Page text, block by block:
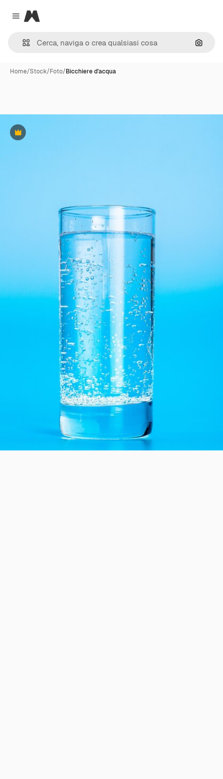
Close menu
Magnific
Cerca
Home/Stock/Foto/Bicchiere d'acqua
Premium